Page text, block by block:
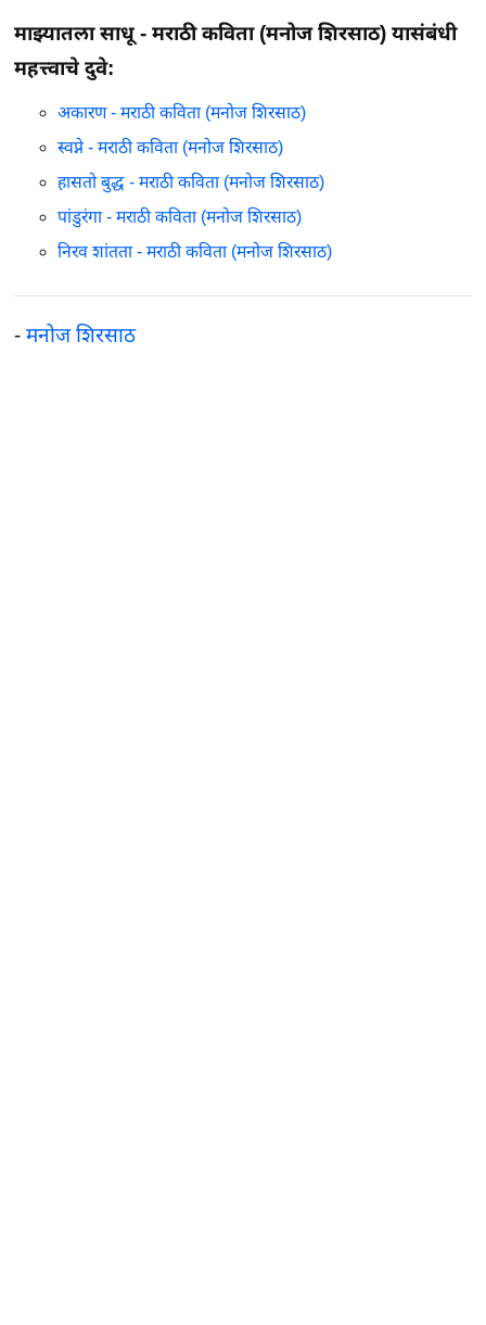
माझ्यातला साधू - मराठी कविता (मनोज शिरसाठ) यासंबंधी
महत्त्वाचे दुवे:
अकारण - मराठी कविता (मनोज शिरसाठ)
स्वप्ने - मराठी कविता (मनोज शिरसाठ)
हासतो बुद्ध - मराठी कविता (मनोज शिरसाठ)
पांडुरंगा - मराठी कविता (मनोज शिरसाठ)
निरव शांतता - मराठी कविता (मनोज शिरसाठ)
-मनोज शिरसाठ